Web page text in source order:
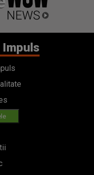
Impuls